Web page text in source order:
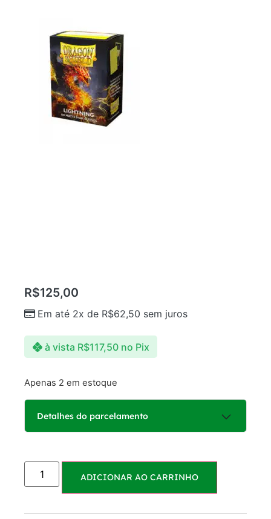
R$125,00
Em até 2x de R$62,50 sem juros
à vista R$117,50 no Pix
Apenas 2 em estoque
Detalhes do parcelamento
1x de R$125,00
sem juros
R$125,00
ADICIONAR AO CARRINHO